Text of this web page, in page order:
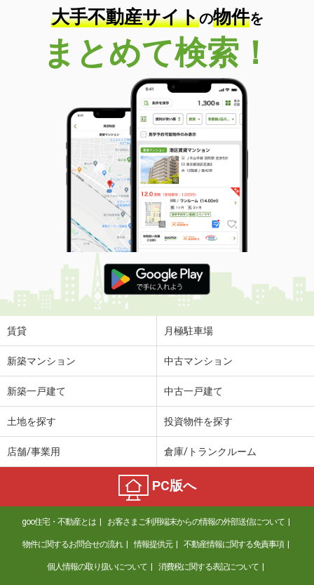
大手不動産サイトの物件を
まとめて検索！
賃貸 月極駐車場
新築マンション 中古マンション
新築一戸建て 中古一戸建て
土地を探す 投資物件を探す
店舗/事業用 倉庫/トランクルーム
PC版へ
goo住宅・不動産とは お客さまご利用端末からの情報の外部送信について
物件に関するお問合せの流れ 情報提供元 不動産情報に関する免責事項
個人情報の取り扱いについて 消費税に関する表記について